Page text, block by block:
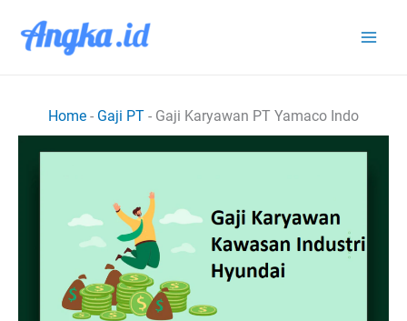
Home - Gaji PT - Gaji Karyawan PT Yamaco Indo